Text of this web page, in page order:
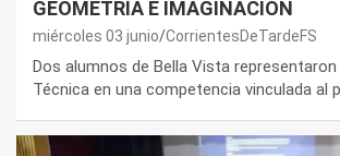
GEOMETRÍA E IMAGINACIÓN
miércoles 03 junio CorrientesDeTardeFS
Dos alumnos de Bella Vista representaron
Técnica en una competencia vinculada al